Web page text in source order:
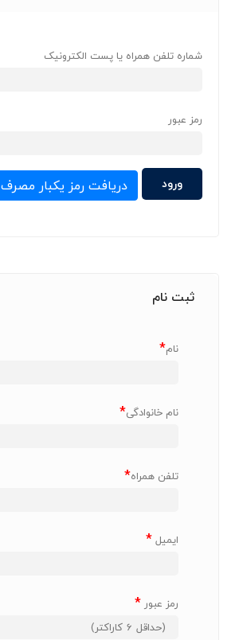
شماره تلفن همراه یا پست الکترونیک
رمز عبور
دریافت رمز یکبار مصرف
ثبت نام
نام*
نام خانوادگی*
تلفن همراه*
ایمیل*
رمز عبور *